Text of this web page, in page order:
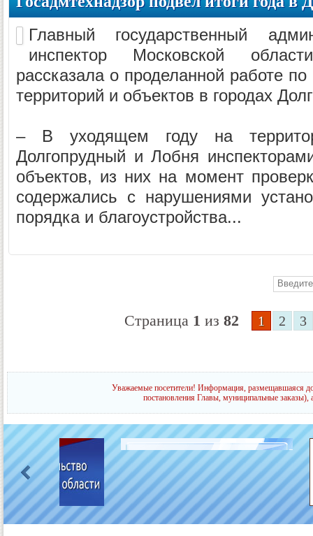
Главный государственный
инспектор Московской
рассказала о проделанной работе
территорий и объектов в городах
– В уходящем году на
Долгопрудный и Лобня
объектов, из них на момент
содержались с нарушениями
порядка и благоустройства...
Страница 1 из82 1 2 3
Уважаемые посетители! Информация, размещавшаяся
постановления Главы, муниципальные заказы),